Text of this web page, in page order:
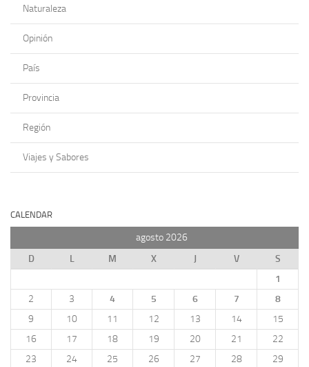
Naturaleza
Opinión
País
Provincia
Región
Viajes y Sabores
CALENDAR
agosto 2026
D
L M X J V
S
1
2
3 4 5 6 7
8
9
10 11 12 13 14
15
16
17 18 19 20 21
22
23
24 25 26 27 28
29